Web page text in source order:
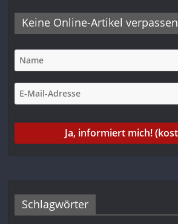
Keine Online-Artikel verpassen
Schlagwörter